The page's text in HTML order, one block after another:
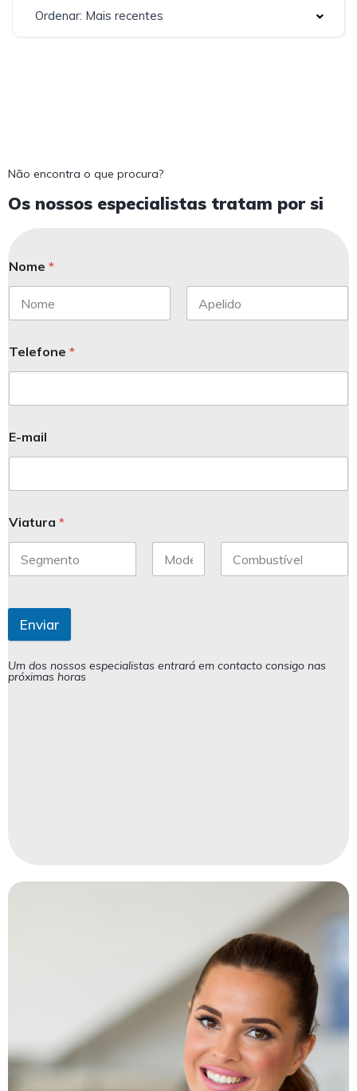
Ordenar: Mais recentes
Não encontra o que procura?
Os nossos especialistas tratam por si
Nome *
Telefone *
E-mail
Viatura *
Enviar
Um dos nossos especialistas entrará em contacto consigo nas
próximas horas